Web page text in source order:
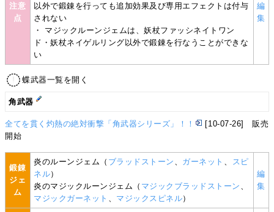
注意
点
以外で鍛錬を行っても追加効果及び専用エフェクトは付与
されない
・ マジックルーンジェムは、妖杖ファッシネイトワン
ド・妖杖ネイゲルリング以外で鍛錬を行なうことができな
い
編
集
蝶武器一覧を開く
角武器
全てを貫く灼熱の絶対衝撃「角武器シリーズ」！！
[10-07-26] 販売
開始
鍛錬
ジェ
ム
炎のルーンジェム（ ブラッドストーン 、 ガーネット 、 スピ
ネル）
炎のマジックルーンジェム（ マジックブラッドストーン 、
マジックガーネット 、 マジックスピネル）
編
集